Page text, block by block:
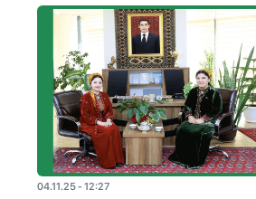
04.11.25 - 12:27